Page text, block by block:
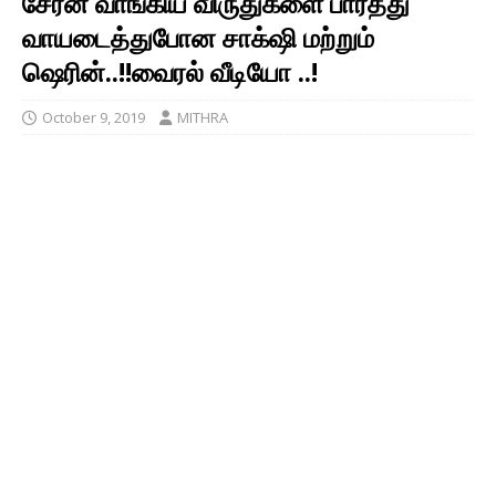
வாயடைத்துபோன சாக்‌ஷி மற்றும்
ஷெரின்..!!வைரல் வீடியோ ..!
October 9, 2019 MITHRA